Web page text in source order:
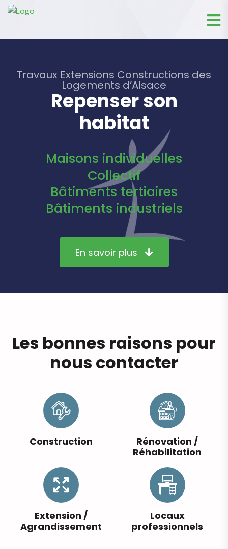
Travaux Extensions Constructions des
Logements d’Alsace
Repenser son
habitat
Maisons individuelles
Collectif
Bâtiments tertiaires
Bâtiments industriels
En savoir plus
Les bonnes raisons pour
nous contacter
Construction
Extension /
Agrandissement
Rénovation /
Réhabilitation
Locaux
professionnels